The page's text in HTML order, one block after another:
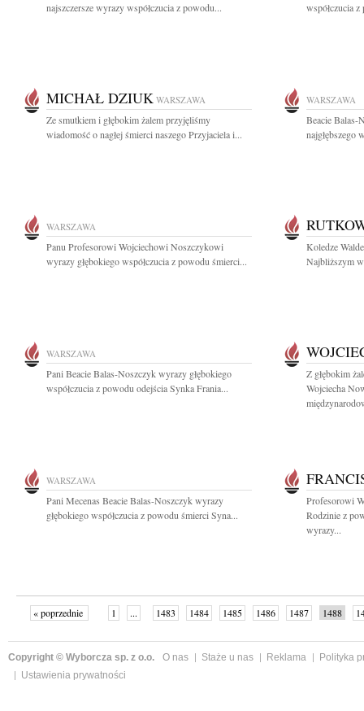
najszczersze wyrazy współczucia z powodu...
współczucia
MICHAŁ DZIUK WARSZAWA
Ze smutkiem i głębokim żalem przyjęliśmy
wiadomość o nagłej śmierci naszego Przyjaciela i...
WARSZAWA
Beacie Balas-
najgłębszego
WARSZAWA
Panu Profesorowi Wojciechowi Noszczykowi
wyrazy głębokiego współczucia z powodu śmierci...
Koledze
Najbliższym
WARSZAWA
Pani Beacie Balas-Noszczyk wyrazy głębokiego
współczucia z powodu odejścia Synka Frania...
Z głębokim
Wojciecha
WARSZAWA
Pani Mecenas Beacie Balas-Noszczyk wyrazy
głębokiego współczucia z powodu śmierci Syna...
Profesorowi
Rodzinie z
wyrazy...
« poprzednie 1 ... 1483 1484 1485 1486 1487 1488
Copyright © Wyborcza sp. z o.o. O nas Staże u nas Reklama
Polityka
Ustawienia prywatności